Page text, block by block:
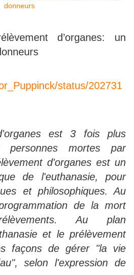
d’organes: un
status/202731
est 3 fois plus
mortes par
d'organes est un
de l'euthanasie, pour
et philosophiques. Au
de la mort
Au plan
et le prélèvement
façons de gérer "la vie
selon l'expression de